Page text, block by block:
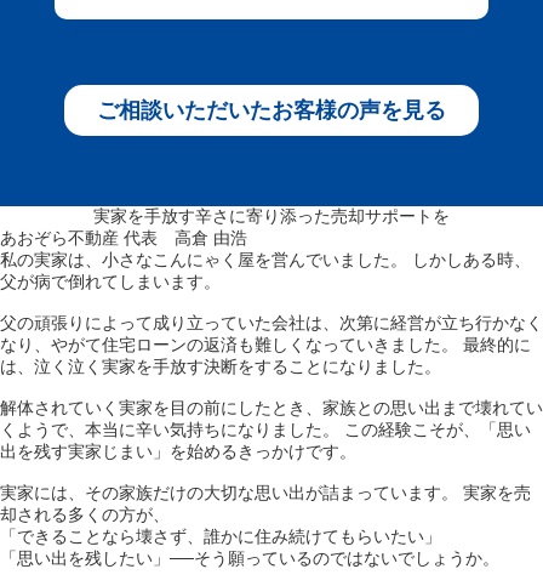
ご相談いただいたお客様の声を見る
実家を手放す辛さに寄り添った売却サポートを
あおぞら不動産 代表 高倉 由浩
私の実家は、小さなこんにゃく屋を営んでいました。
しかしある時、
父が病で倒れてしまいます。
父の頑張りによって成り立っていた会社は、次第に経営が立ち行かなく
なり、 やがて住宅ローンの返済も難しくなっていきました。
最終的に
は、泣く泣く実家を手放す決断をすることになりました。
解体されていく実家を目の前にしたとき、家族との思い出まで壊れてい
くようで、 本当に辛い気持ちになりました。
この経験こそが、「思い
出を残す実家じまい」を始めるきっかけです。
実家には、その家族だけの大切な思い出が詰まっています。
実家を売
却される多くの方が、
「できることなら壊さず、誰かに住み続けてもらいたい」
「思い出を残したい」──そう願っているのではないでしょうか。